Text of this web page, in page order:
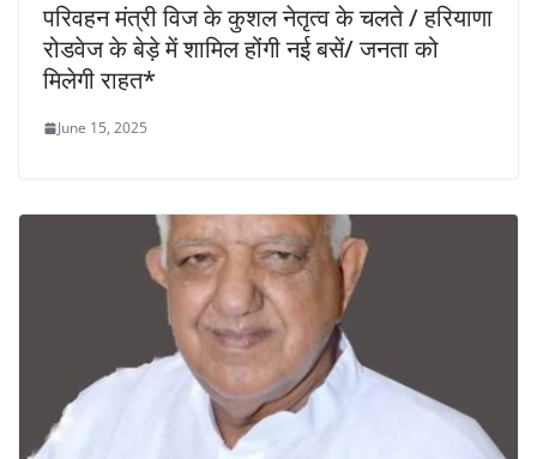
परिवहन मंत्री विज के कुशल नेतृत्व के चलते / हरियाणा
रोडवेज के बेड़े में शामिल होंगी नई बसें/ जनता को
मिलेगी राहत*
June 15, 2025